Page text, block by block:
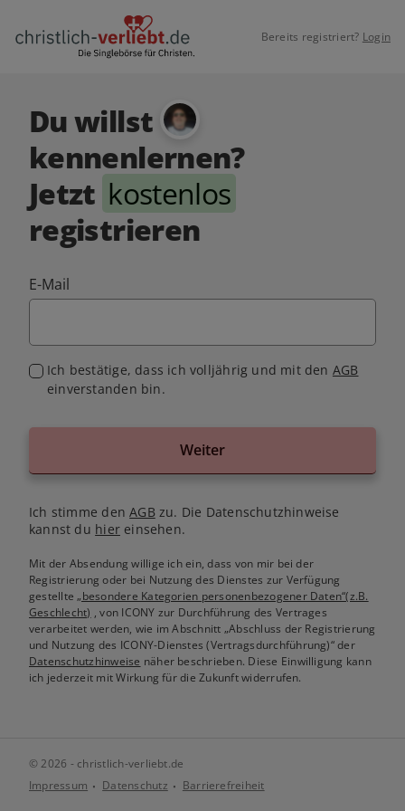
Bereits registriert? Login
Du willst
kennenlernen?
Jetzt kostenlos
registrieren
E-Mail
Ich bestätige, dass ich volljährig und mit den AGB
einverstanden bin.
Weiter
Ich stimme denAGB zu. Die Datenschutzhinweise
kannst du hiereinsehen.
Mit der Absendung willige ich ein, dass von mir bei der
Registrierung oder bei Nutzung des Dienstes zur Verfügung
gestellte„besondere Kategorien personenbezogener Daten“(z.B.
Geschlecht) , von ICONY zur Durchführung des Vertrages
verarbeitet werden, wie im Abschnitt „Abschluss der Registrierung
und Nutzung des ICONY-Dienstes (Vertragsdurchführung)“ der
Datenschutzhinweise näher beschrieben. Diese Einwilligung kann
ich jederzeit mit Wirkung für die Zukunft widerrufen.
© 2026 - christlich-verliebt.de
Impressum
Datenschutz Barrierefreiheit